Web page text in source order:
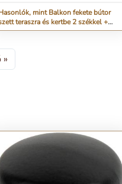
mint Balkon fekete bútor
teraszra és kertbe 2 székkel +
(BB-23461)